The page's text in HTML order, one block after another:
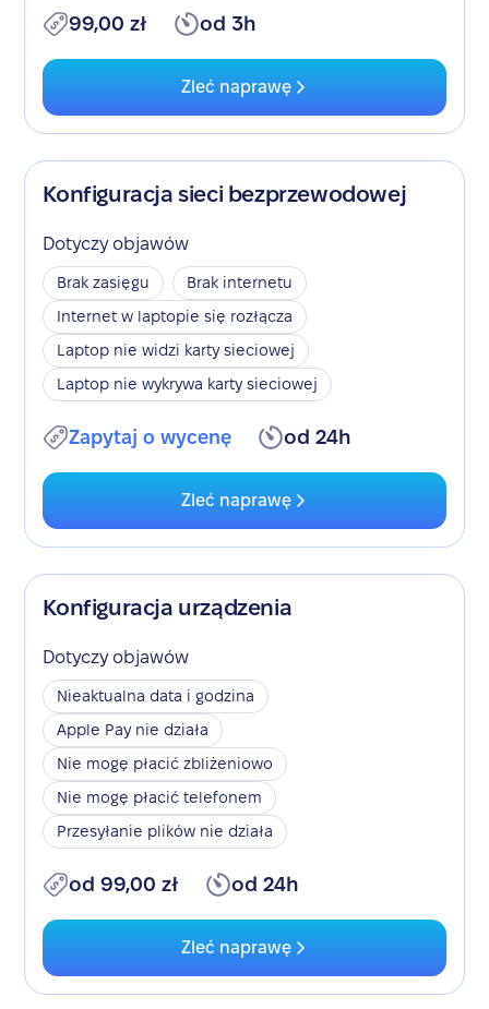
99,00 zł od 3h
Zleć naprawę
Konfiguracja sieci bezprzewodowej
Dotyczy objawów
Brak zasięgu
Brak internetu
Internet w laptopie się rozłącza
Laptop nie widzi karty sieciowej
Laptop nie wykrywa karty sieciowej
Zapytaj o wycenę od 24h
Zleć naprawę
Konfiguracja urządzenia
Dotyczy objawów
Nieaktualna data i godzina
Apple Pay nie działa
Nie mogę płacić zbliżeniowo
Nie mogę płacić telefonem
Przesyłanie plików nie działa
od 99,00 zł od 24h
Zleć naprawę